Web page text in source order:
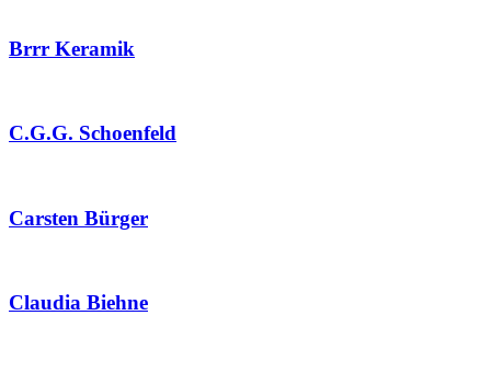
Brrr Keramik
C.G.G. Schoenfeld
Carsten Bürger
Claudia Biehne